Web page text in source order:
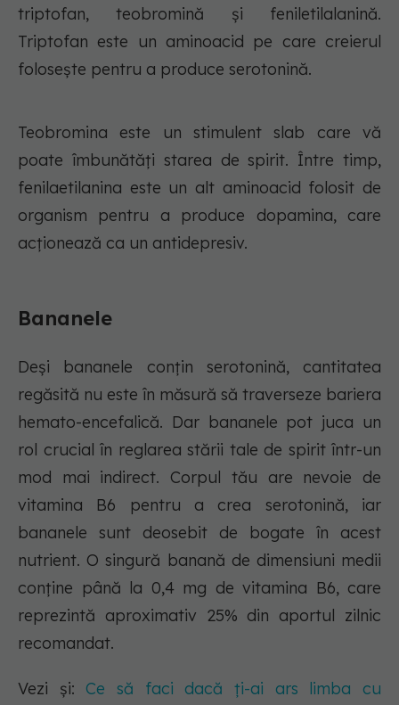
triptofan, teobromină și feniletilalanină.
Triptofan este un aminoacid pe care creierul
foloseşte pentru a produce serotonină.
Teobromina este un stimulent slab care vă
poate îmbunătăți starea de spirit. Între timp,
fenilaetilanina este un alt aminoacid folosit de
organism pentru a produce dopamina, care
acţionează ca un antidepresiv.
Bananele
Deși bananele conțin serotonină, cantitatea
regăsită nu este în măsură să traverseze bariera
hemato-encefalică. Dar bananele pot juca un
rol crucial în reglarea stării tale de spirit într-un
mod mai indirect. Corpul tău are nevoie de
vitamina B6 pentru a crea serotonină, iar
bananele sunt deosebit de bogate în acest
nutrient. O singură banană de dimensiuni medii
conține până la 0,4 mg de vitamina B6, care
reprezintă aproximativ 25% din aportul zilnic
recomandat.
Vezi și:Ce să faci dacă ți-ai ars limba cu